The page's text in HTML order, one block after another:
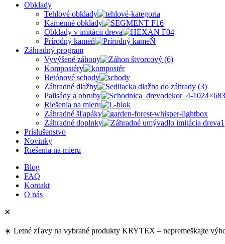
Obklady
Tehlové obklady
Kamenné obklady
Obklady v imitácii dreva
Prírodný kameň
Záhradný program
Vyvýšené záhony
Kompostéry
Betónové schody
Záhradné dlažby
Palisády a obruby
Riešenia na mieru
Záhradné šľapáky
Záhradné doplnky
Príslušenstvo
Novinky
Riešenia na mieru
Blog
FAQ
Kontakt
O nás
✕
☀️ Letné zľavy na vybrané produkty KRYTEX – nepremeškajte